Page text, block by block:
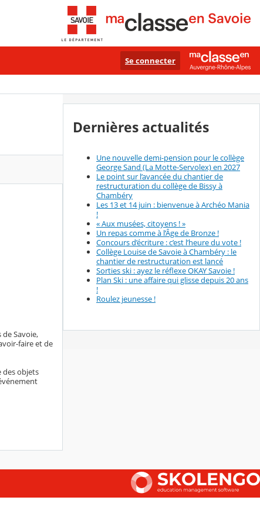
Se connecter
de Savoie,
faire et de
des objets
Dernières actualités
Une nouvelle demi-pension pour le collège
George Sand (La Motte-Servolex) en 2027
Le point sur l’avancée du chantier de
restructuration du collège de Bissy à
Chambéry
Les 13 et 14 juin : bienvenue à Archéo Mania
!
« Aux musées, citoyens ! »
Un repas comme à l’Âge de Bronze !
Concours d’écriture : c’est l’heure du vote !
Collège Louise de Savoie à Chambéry : le
chantier de restructuration est lancé
Sorties ski : ayez le réflexe OKAY Savoie !
Plan Ski : une affaire qui glisse depuis 20 ans
!
Roulez jeunesse !